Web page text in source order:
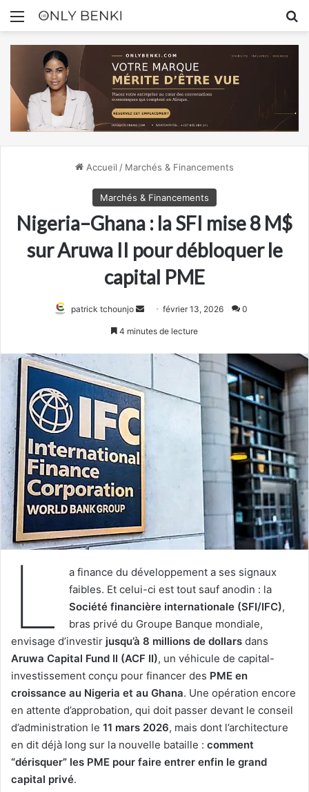
Menu
Accueil / Marchés & Financements
Marchés & Financements
Nigeria–Ghana : la SFI mise 8 M$
sur Aruwa II pour débloquer le
capital PME
patrick tchounjo
Envoyerfévrier 13, 2026 0
4 minutes de lecture
L
a finance du développement a ses signaux
faibles. Et celui-ci est tout sauf anodin : la
Société financière internationale (SFI/IFC),
bras privé du Groupe Banque mondiale,
envisage d’investir jusqu’à 8 millions de dollars dans
Aruwa Capital Fund II (ACF II), un véhicule de capital-
investissement conçu pour financer des PME en
croissance au Nigeria et au Ghana. Une opération encore
en attente d’approbation, qui doit passer devant le conseil
d’administration le 11 mars 2026, mais dont l’architecture
en dit déjà long sur la nouvelle bataille : comment
“dérisquer” les PME pour faire entrer enfin le grand
capital privé.